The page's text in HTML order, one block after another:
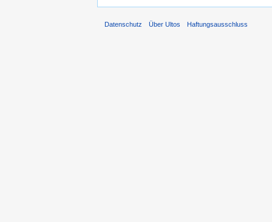
Datenschutz Über Ultos Haftungsausschluss